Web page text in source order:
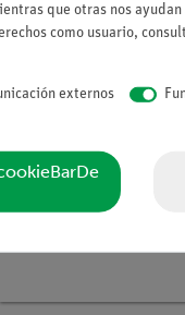
Agaricus campester
que otras nos
como usuario,
externos